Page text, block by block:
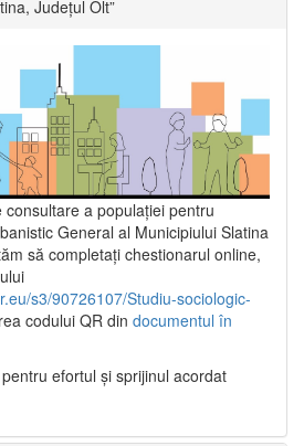
Județul Olt”
a populaţiei pentru
General al Municipiului Slatina
să completați chestionarul online,
s3/90726107/Studiu-sociologic-
codului QR din documentul în
efortul şi sprijinul acordat